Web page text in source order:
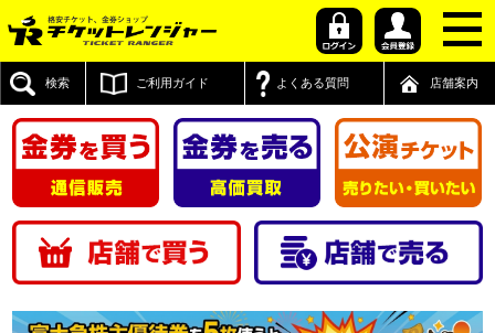
検索 ご利用ガイド よくある質問 店舗案内